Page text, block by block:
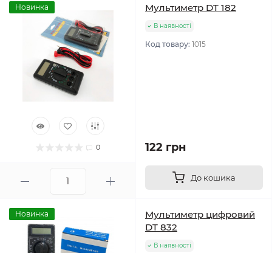
Новинка
0
Мультиметр DT 182
В наявності
Код товару: 1015
122 грн
До кошика
Новинка
Мультиметр цифровий
DT 832
В наявності